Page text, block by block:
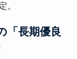
。
「長期優良